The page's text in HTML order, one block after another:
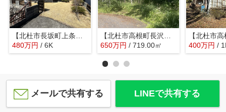
480万円 / 6K
650万円 / 719.00㎡ 400万円 /
メールで共有する LINEで共有する